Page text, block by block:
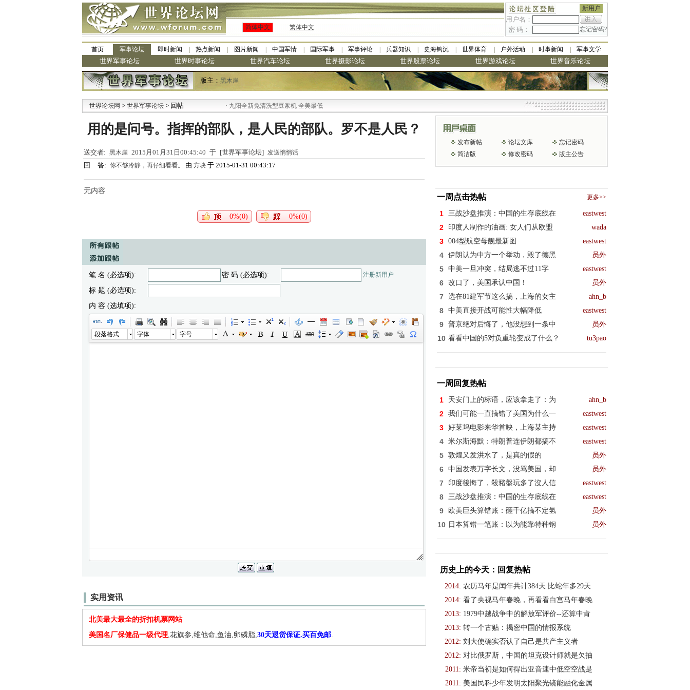
新用户
用户名：
密 码：
忘记密码?
简体中文 繁体中文
首页 军事论坛 即时新闻 热点新闻 图片新闻 中国军情 国际军事 军事评论 兵器知识 史海钩沉 世界体育 户外活动 时事新闻 军事文学
世界军事论坛 世界时事论坛 世界汽车论坛 世界摄影论坛 世界股票论坛 世界游戏论坛 世界音乐论坛
版主： 黑木崖
世界论坛网 > 世界军事论坛 > 回帖 九阳全新免清洗型豆浆机 全美最低
用的是问号。指挥的部队，是人民的部队。罗不是人民？
送交者: 黑木崖 2015月01月31日00:45:40 于 [世界军事论坛] 发送悄悄话
回 答: 你不够冷静，再仔细看看。 由 方块 于 2015-01-31 00:43:17
无内容
0%(0) 0%(0)
笔 名 (必选项): 密 码 (必选项): 注册新用户
标 题 (必选项):
内 容 (选填项):
段落格式 字体 字号
实用资讯
北美最大最全的折扣机票网站
美国名厂保健品一级代理,花旗参,维他命,鱼油,卵磷脂,30天退货保证.买百免邮.
发布新帖 论坛文库
忘记密码
简洁版
修改密码 版主公告
一周点击热帖 更多>>
1 三战沙盘推演：中国的生存底线在 eastwest
2 印度人制作的油画: 女人们从欧盟 wada
3 004型航空母舰最新图 eastwest
4 伊朗认为中方一个举动，毁了德黑 员外
5 中美一旦冲突，结局逃不过11字 eastwest
6 改口了，美国承认中国！ 员外
7 选在81建军节这么搞，上海的女主 ahn_b
8 中美直接开战可能性大幅降低 eastwest
9 普京绝对后悔了，他没想到一条中 员外
10 看看中国的5对负重轮变成了什么？ tu3pao
一周回复热帖
1 天安门上的标语，应该拿走了：为 ahn_b
2 我们可能一直搞错了美国为什么一 eastwest
3 好莱坞电影来华首映，上海某主持 eastwest
4 米尔斯海默：特朗普连伊朗都搞不 eastwest
5 敦煌又发洪水了，是真的假的 员外
6 中国发表万字长文，没骂美国，却 员外
7 印度後悔了，殺豬盤玩多了沒人信 eastwest
8 三战沙盘推演：中国的生存底线在 eastwest
9 欧美巨头算错账：砸千亿搞不定氢 员外
10 日本算错一笔账：以为能靠特种钢 员外
历史上的今天：回复热帖
2014: 农历马年是闰年共计384天 比蛇年多29天
2014: 看了央视马年春晚，再看看白宫马年春晚
2013: 1979中越战争中的解放军评价--还算中肯
2013: 转一个古贴：揭密中国的情报系统
2012: 刘大使确实否认了自己是共产主义者
2012: 对比俄罗斯，中国的坦克设计师就是欠抽
2011: 米帝当初是如何得出亚音速中低空空战是
2011: 美国民科少年发明太阳聚光镜能融化金属